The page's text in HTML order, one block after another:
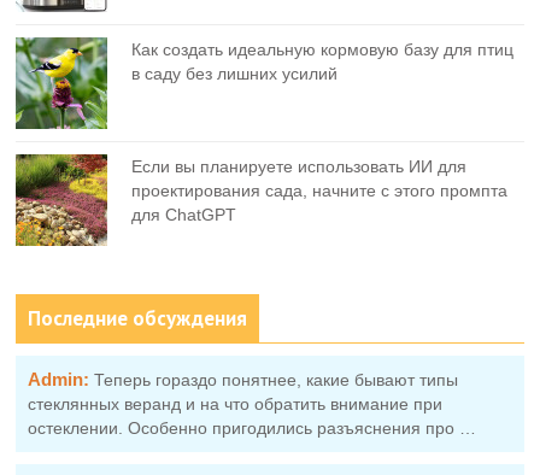
Как создать идеальную кормовую базу для птиц
в саду без лишних усилий
Если вы планируете использовать ИИ для
проектирования сада, начните с этого промпта
для ChatGPT
Последние обсуждения
Admin: Теперь гораздо понятнее, какие бывают типы
стеклянных веранд и на что обратить внимание при
остеклении. Особенно пригодились разъяснения про …